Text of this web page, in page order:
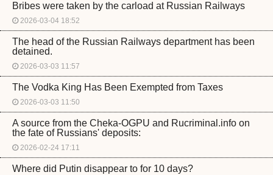
Bribes were taken by the carload at Russian Railways
2026-03-04 18:52
The head of the Russian Railways department has been
detained.
2026-03-03 11:57
The Vodka King Has Been Exempted from Taxes
2026-03-03 11:50
A source from the Cheka-OGPU and Rucriminal.info on
the fate of Russians' deposits:
2026-02-24 17:11
Where did Putin disappear to for 10 days?